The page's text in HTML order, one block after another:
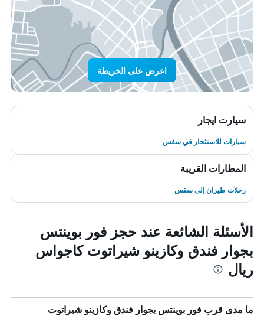
اعرض على الخريطة
سيارت ايجار
سيارات للاستئجار في سقس
المطارات القريبة
رحلات طيران إلى سقس
الأسئلة الشائعة عند حجز فور بوينتس
بجوار فندق وكازينو شيراتوت كاجواس
ريال
ما مدى قرب فور بوينتس بجوار فندق وكازينو شيراتوت